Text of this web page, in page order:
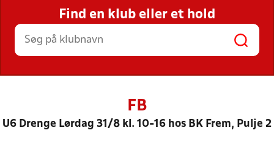
STILLINGER, RESULTATER, KLUBBER OG
HOLD
Find en klub eller et hold
FB
U6 Drenge Lørdag 31/8 kl. 10-16 hos BK Frem, Pulje 2